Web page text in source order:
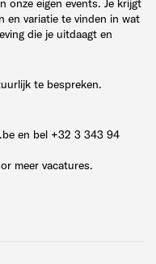
onze eigen events. Je krijgt
en variatie te vinden in wat
die je uitdaagt en
te bespreken.
en bel +32 3 343 94
meer vacatures.